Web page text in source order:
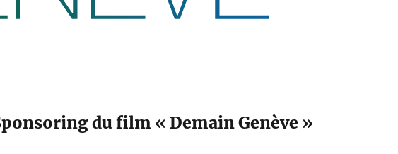
du film « Demain Genève »